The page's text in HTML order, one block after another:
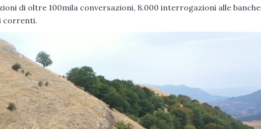
di oltre 100mila conversazioni, 8.000 interrogazioni alle banche
correnti.